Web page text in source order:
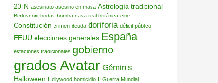
20-N asesinato asesino en masa Astrología tradicional
Berlusconi bodas bomba casa real británica cine
Constitución crimen deuda doriforia déficit público
EEUU elecciones generales España
estaciones tradicionales gobierno
grados Avatar Géminis
Halloween Hollywood homicidio II Guerra Mundial